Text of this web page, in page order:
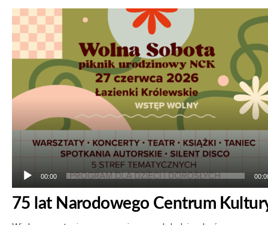
Odtwarzacz
plików
dźwiękowych
00:00
75 lat Narodowego Centrum